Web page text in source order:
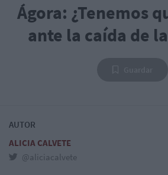
Ágora: ¿Tenemos
ante la caída de
AUTOR
ALICIA CALVETE
@aliciacalvete